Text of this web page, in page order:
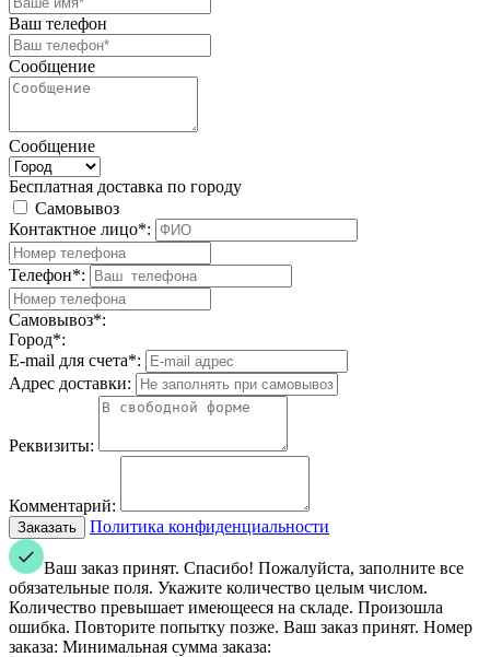
Ваш телефон
Сообщение
Сообщение
Бесплатная доставка по городу
Самовывоз
Контактное лицо*:
Телефон*:
Самовывоз*:
Город*:
E-mail для счета*:
Адрес доставки:
Реквизиты:
Комментарий:
Политика конфиденциальности
Ваш заказ принят. Спасибо! Пожалуйста, заполните все
обязательные поля. Укажите количество целым числом.
Количество превышает имеющееся на складе. Произошла
ошибка. Повторите попытку позже. Ваш заказ принят. Номер
заказа: Минимальная сумма заказа: